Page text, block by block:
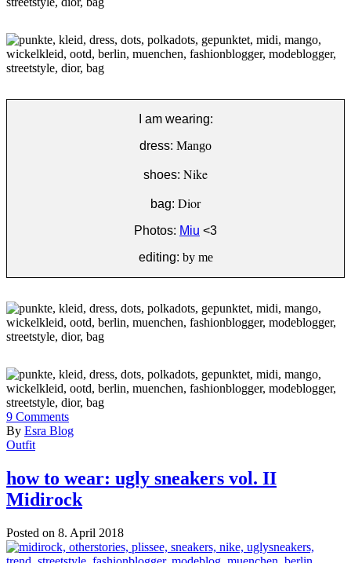
I am wearing:
dress: Mango
shoes: Nike
bag: Dior
Photos: Miu <3
editing: by me
9 Comments
By Esra Blog
Outfit
how to wear: ugly sneakers vol. II
Midirock
Posted on 8. April 2018